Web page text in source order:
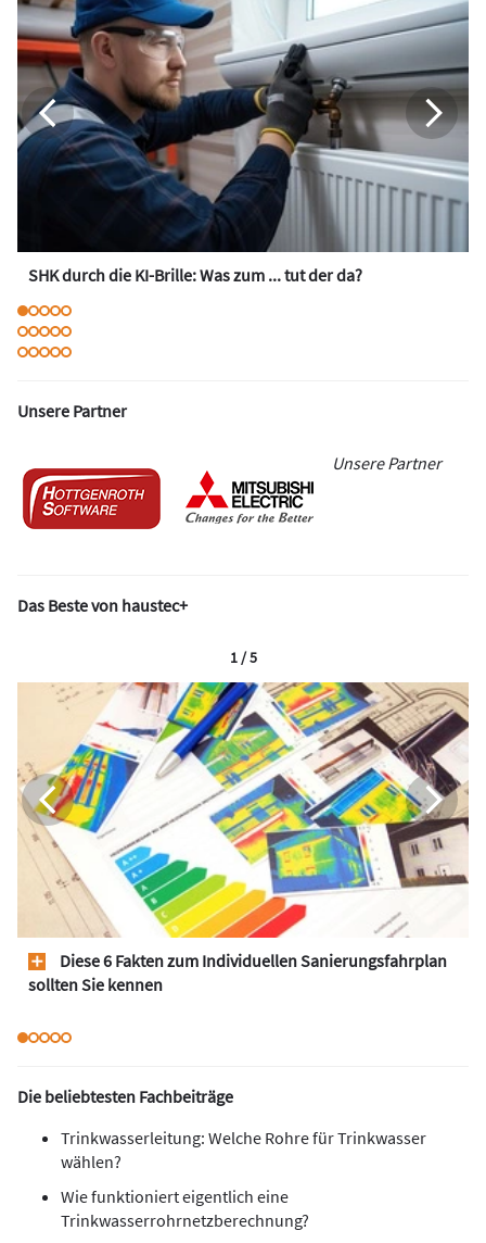
SHK durch die KI-Brille: Was zum ... tut der da?
Unsere Partner
Unsere Partner
Das Beste von haustec+
Diese 6 Fakten zum Individuellen Sanierungsfahrplan
sollten Sie kennen
1 / 5
Die beliebtesten Fachbeiträge
Trinkwasserleitung: Welche Rohre für Trinkwasser
wählen?
Wie funktioniert eigentlich eine
Trinkwasserrohrnetzberechnung?